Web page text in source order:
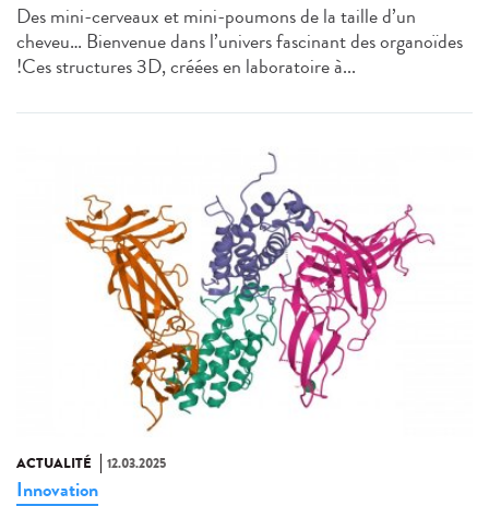
Des mini-cerveaux et mini-poumons de la taille d’un
cheveu… Bienvenue dans l’univers fascinant des organoïdes
!Ces structures 3D, créées en laboratoire à...
ACTUALITÉ 12.03.2025
Innovation